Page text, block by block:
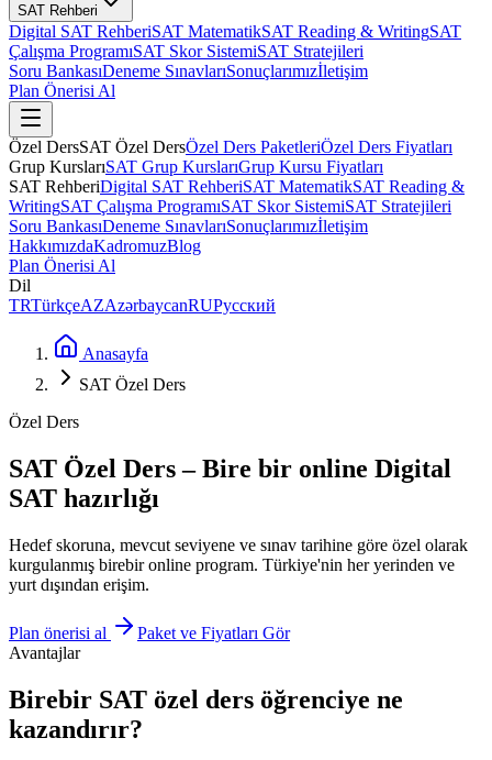
SAT Rehberi
Digital SAT RehberiSAT MatematikSAT Reading & WritingSAT
Çalışma ProgramıSAT Skor SistemiSAT Stratejileri
Soru BankasıDeneme SınavlarıSonuçlarımızİletişim
Plan Önerisi Al
Özel DersSAT Özel DersÖzel Ders PaketleriÖzel Ders Fiyatları
Grup KurslarıSAT Grup KurslarıGrup Kursu Fiyatları
SAT RehberiDigital SAT RehberiSAT MatematikSAT Reading &
WritingSAT Çalışma ProgramıSAT Skor SistemiSAT Stratejileri
Soru BankasıDeneme SınavlarıSonuçlarımızİletişim
HakkımızdaKadromuzBlog
Plan Önerisi Al
Dil
TRTürkçeAZAzərbaycanRUРусский
Anasayfa
SAT Özel Ders
Özel Ders
SAT Özel Ders – Bire bir online Digital
SAT hazırlığı
Hedef skoruna, mevcut seviyene ve sınav tarihine göre özel olarak
kurgulanmış birebir online program. Türkiye'nin her yerinden ve
yurt dışından erişim.
Plan önerisi al
Paket ve Fiyatları Gör
Avantajlar
Birebir SAT özel ders öğrenciye ne
kazandırır?